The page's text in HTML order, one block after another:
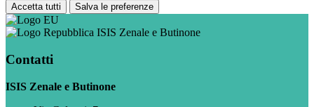
Accetta tutti Salva le preferenze
ISIS Zenale e Butinone
Contatti
ISIS Zenale e Butinone